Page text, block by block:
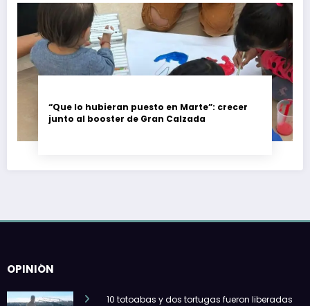
“Que lo hubieran puesto en Marte”: crecer
junto al booster de Gran Calzada
OPINIÓN
10 totoabas y dos tortugas fueron liberadas